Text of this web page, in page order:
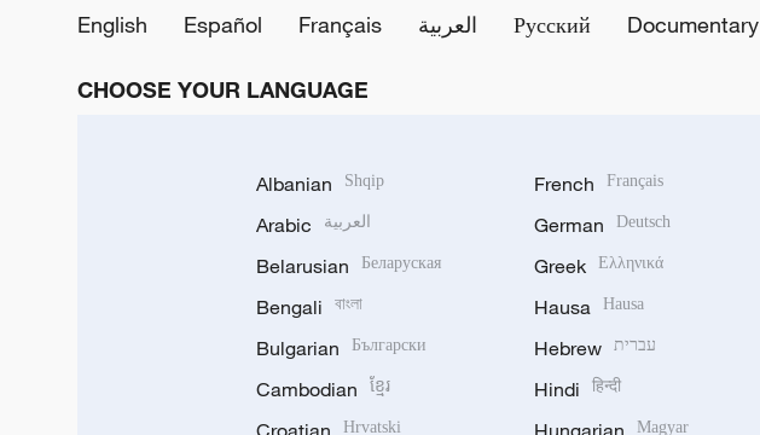
English
Español Français العربية Русский Documentary
CHOOSE YOUR LANGUAGE
Albanian Shqip
Arabic العربية
Belarusian Беларуская
Bengali বাংলা
Bulgarian Български
Cambodian ខ្មែរ
Hrvatski
French Français
German Deutsch
Greek Ελληνικά
Hausa Hausa
Hebrew עברית
Hindi हिन्दी
Magyar